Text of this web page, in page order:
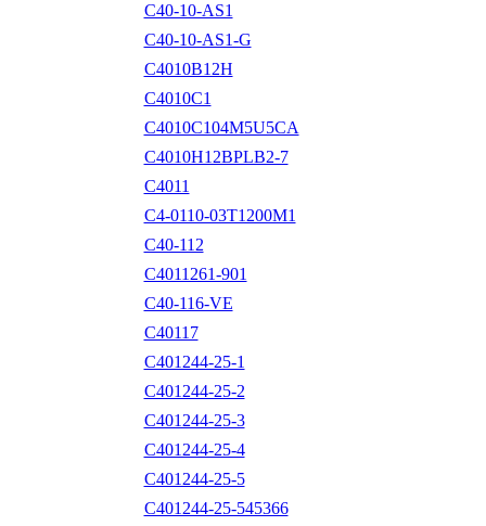
C40-10-AS1
C40-10-AS1-G
C4010B12H
C4010C1
C4010C104M5U5CA
C4010H12BPLB2-7
C4011
C4-0110-03T1200M1
C40-112
C4011261-901
C40-116-VE
C40117
C401244-25-1
C401244-25-2
C401244-25-3
C401244-25-4
C401244-25-5
C401244-25-545366